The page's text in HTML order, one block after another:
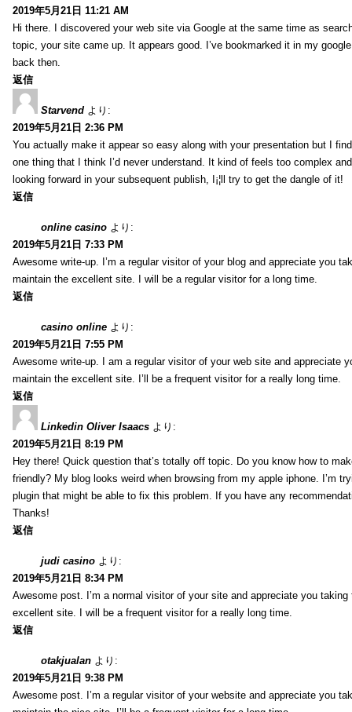
2019年5月21日 11:21 AM
Hi there. I discovered your web site via Google at the same time as
topic, your site came up. It appears good. I’ve bookmarked it in my
back then.
返信
Starvend より:
2019年5月21日 2:36 PM
You actually make it appear so easy along with your presentation but I
one thing that I think I’d never understand. It kind of feels too complex
looking forward in your subsequent publish, I¡¦ll try to get the dangle of it!
返信
online casino より:
2019年5月21日 7:33 PM
Awesome write-up. I’m a regular visitor of your blog and appreciate you
maintain the excellent site. I will be a regular visitor for a long time.
返信
casino online より:
2019年5月21日 7:55 PM
Awesome write-up. I am a regular visitor of your web site and appreciate
maintain the excellent site. I’ll be a frequent visitor for a really long time.
返信
Linkedin Oliver Isaacs より:
2019年5月21日 8:19 PM
Hey there! Quick question that’s totally off topic. Do you know how to
friendly? My blog looks weird when browsing from my apple iphone. I’m
plugin that might be able to fix this problem. If you have any
Thanks!
返信
judi casino より:
2019年5月21日 8:34 PM
Awesome post. I’m a normal visitor of your site and appreciate you
excellent site. I will be a frequent visitor for a really long time.
返信
otakjualan より:
2019年5月21日 9:38 PM
Awesome post. I’m a regular visitor of your website and appreciate you